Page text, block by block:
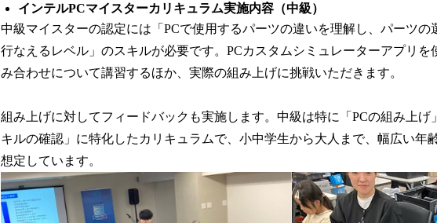
インテルPCマイスターカリキュラム実施内容（中級）
中級マイスターの認定には「PCで使用するパーツの違いを理解し、パーツの
行なえるレベル」のスキルが必要です。PCカスタムシミュレーターアプリを
み合わせについて講習するほか、実際の組み上げに挑戦いただきます。
組み上げに対してフィードバックも実施します。中級は特に「PCの組み上げ
キルの確認」に特化したカリキュラムで、小中学生から大人まで、幅広い年
想定しています。